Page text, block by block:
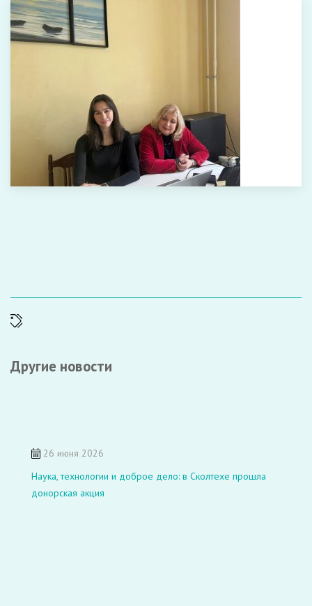
Другие новости
26 июня 2026
Наука, технологии и доброе дело: в Сколтехе прошла
донорская акция